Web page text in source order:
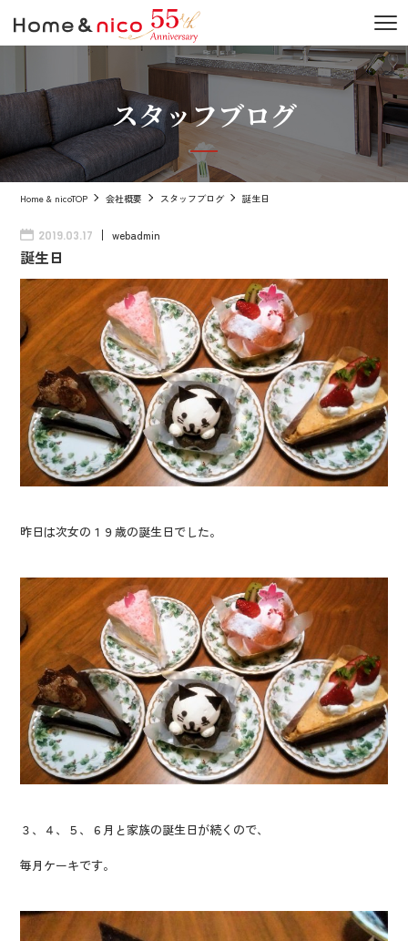
スタッフブログ
Home & nicoTOP 会社概要 スタッフブログ 誕生日
2019.03.17 webadmin
誕生日
昨日は次女の１９歳の誕生日でした。
３、４、５、６月と家族の誕生日が続くので、
毎月ケーキです。